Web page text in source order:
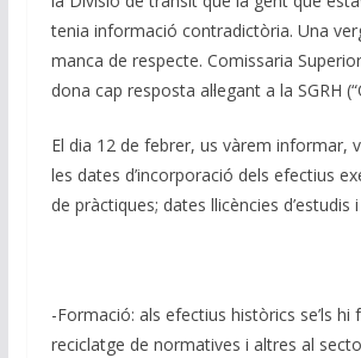
tenia informació contradictòria. Una
manca de respecte. Comissaria
dona cap resposta al·legant a la SGRH
El dia 12 de febrer, us vàrem informar,
les dates d’incorporació dels efectius
de pràctiques; dates llicències d’estudis
-Formació: als efectius històrics se’ls hi
reciclatge de normatives i altres al